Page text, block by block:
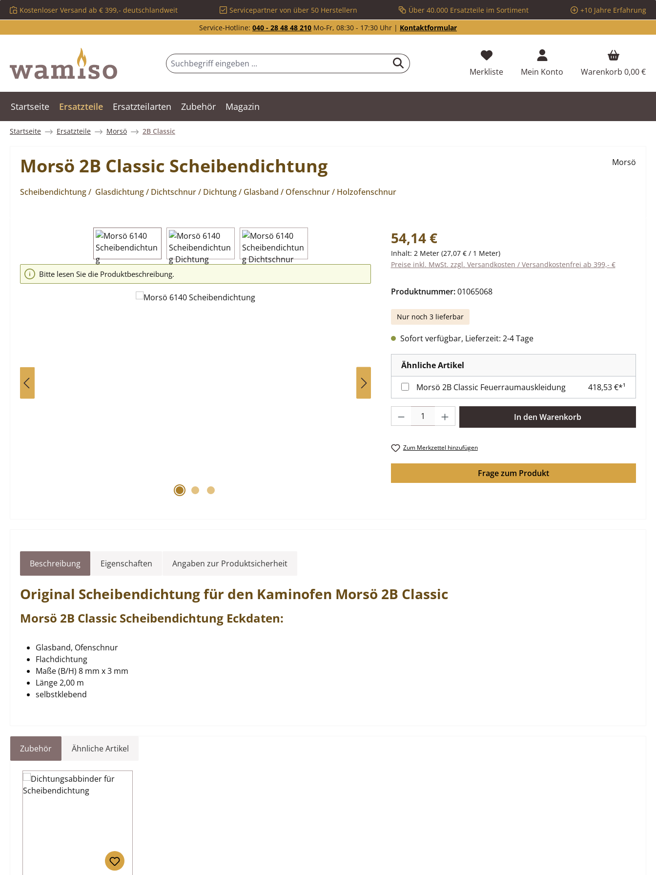
Hauptinhalt springen
Zur Suche springen
Zur Hauptnavigation springen
Kostenloser Versand ab € 399,- deutschlandweit Servicepartner von über 50 Herstellern Über 40.000 Ersatzteile im Sortiment
+10 Jahre Erfahrung
Service-Hotline: 040 - 28 48 48 210 Mo-Fr, 08:30 - 17:30 Uhr | Kontaktformular
MerklisteDu hast 0 Produkte auf dem Merkzettel
Mein Konto Warenkorb 0,00 €
Startseite Ersatzteile Ersatzteilarten Zubehör Magazin
Startseite Ersatzteile Morsö 2B Classic
Morsö 2B Classic Scheibendichtung
Scheibendichtung / Glasdichtung / Dichtschnur / Dichtung / Glasband / Ofenschnur / Holzofenschnur
Morsö
Bildergalerie überspringen
Bitte lesen Sie die Produktbeschreibung.
Regulärer Preis:
54,14 €
Inhalt: 2 Meter (27,07 € / 1 Meter)
Preise inkl. MwSt. zzgl. Versandkosten / Versandkostenfrei ab 399,- €
Produktnummer:01065068
Nur noch 3 lieferbar
Sofort verfügbar, Lieferzeit: 2-4 Tage
Ähnliche Artikel
Morsö 2B Classic Feuerraumauskleidung 418,53 €*¹
Produkt Anzahl: Gib den gewünschten Wert ein oder benutze die
In den Warenkorb
Zum Merkzettel hinzufügen
Frage zum Produkt
Beschreibung Eigenschaften Angaben zur Produktsicherheit
Original Scheibendichtungfür den Kaminofen Morsö 2B Classic
Morsö 2B Classic Scheibendichtung Eckdaten:
Glasband, Ofenschnur
Flachdichtung
Maße (B/H) 8 mm x 3 mm
Länge 2,00 m
selbstklebend
Zubehör Ähnliche Artikel
Produktgalerie überspringen